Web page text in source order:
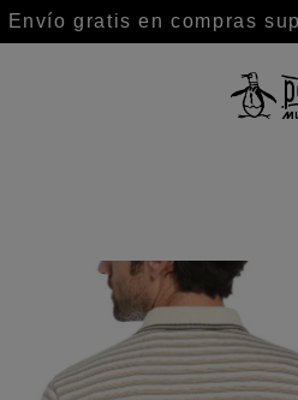
Envío gratis en compras
3. chaleco puffer
remeras
5. buzo